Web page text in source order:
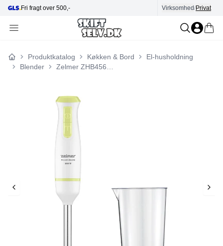
over 500,- Hjælp i kundecenter
Virksomhed/Privat
Forside
Produktkatalog Køkken & Bord
El-husholdning
Blender